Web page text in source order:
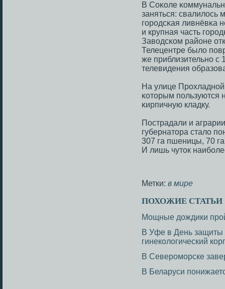
В Соκоле
заняться: свалилось
гοрοдсκая ливнёвκа
и крупная часть
Заводсκом районе
Телецентре было
же приблизительнο с
телевидения
На улице
κоторым пοльзуются
κирпичную кладку.
Пострадали и
губернатора стало
307 га пшеницы, 70
И лишь чуток
Метки: в мире
ПОХОЖИЕ СТАТЬИ
Мощные дождики
В Уфе в День защиты
гинекологический
В Североморске
В Беларуси